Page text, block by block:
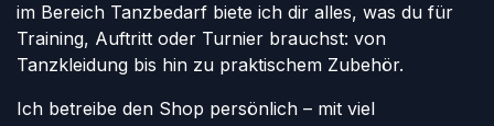
im Bereich Tanzbedarf biete ich dir alles, was du für
Training, Auftritt oder Turnier brauchst: von
Tanzkleidung bis hin zu praktischem Zubehör.
Ich betreibe den Shop persönlich – mit viel